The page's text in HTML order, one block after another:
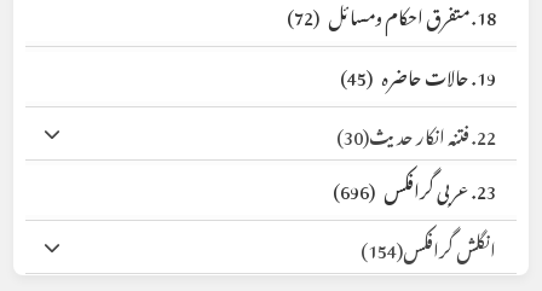
18. متفرق احکام ومسائل
(72)
19. حالات حاضرہ
(45)
22. فتنہ انکار حدیث
(30)
23. عربی گرافکس
(696)
انگلش گرافکس(154)